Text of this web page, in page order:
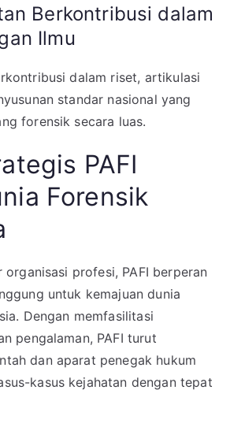
Berkontribusi dalam
Ilmu
dalam riset, artikulasi
standar nasional yang
forensik secara luas.
PAFI
Forensik
organisasi profesi, PAFI berperan
untuk kemajuan dunia
Dengan memfasilitasi
pengalaman, PAFI turut
dan aparat penegak hukum
kasus kejahatan dengan tepat